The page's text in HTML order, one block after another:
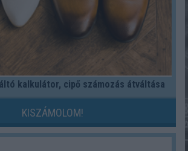
kalkulátor, cipő számozás átváltása
KISZÁMOLOM!